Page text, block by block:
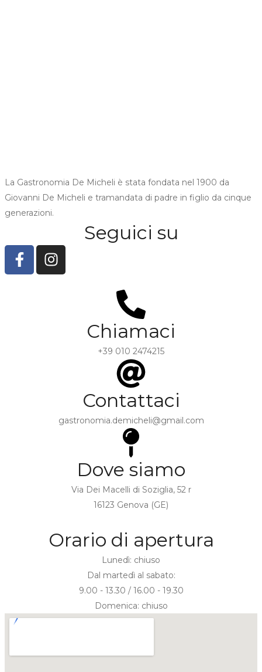
La Gastronomia De Micheli è stata fondata nel 1900 da
Giovanni De Micheli e tramandata di padre in figlio da cinque
generazioni.
Seguici su
Chiamaci
+39 010 2474215
Contattaci
gastronomia.demicheli@gmail.com
Dove siamo
Via Dei Macelli di Soziglia, 52 r
16123 Genova (GE)
Orario di apertura
Lunedì: chiuso
Dal martedì al sabato:
9.00 - 13.30 / 16.00 - 19.30
Domenica: chiuso